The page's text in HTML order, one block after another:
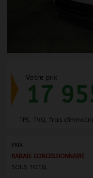
Votre prix
17
TPS, TVQ, frais
PRIX
RABAIS CONCESSIONNAIRE
SOUS TOTAL